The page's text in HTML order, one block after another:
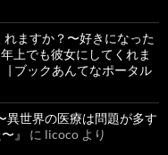
ますか？〜好きになった
上でも彼女にしてくれま
| ブックあんてなポータル
異世界の医療は問題が多す
』
に licoco より